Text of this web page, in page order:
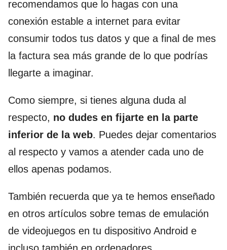
recomendamos que lo hagas con una
conexión estable a internet para evitar
consumir todos tus datos y que a final de mes
la factura sea más grande de lo que podrías
llegarte a imaginar.
Como siempre, si tienes alguna duda al
respecto, no dudes en fijarte en la parte
inferior de la web. Puedes dejar comentarios
al respecto y vamos a atender cada uno de
ellos apenas podamos.
También recuerda que ya te hemos enseñado
en otros artículos sobre temas de emulación
de videojuegos en tu dispositivo Android e